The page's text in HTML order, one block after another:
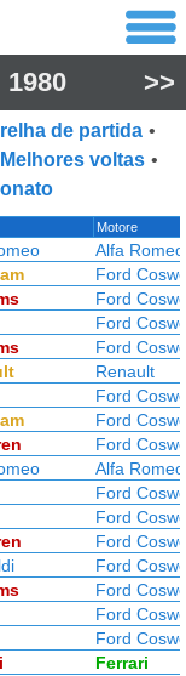
1980 >>
de partida •
Melhores voltas •
Motore
Alfa Romeo
Ford
Ford
Ford
Ford
Renault
Ford
Ford
Ford
Alfa Romeo
Ford
Ford
Ford
Ford
Ford
Ford
Ford
Ferrari